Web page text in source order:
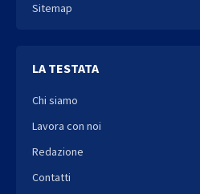
Sitemap
LA TESTATA
Chi siamo
Lavora con noi
Redazione
Contatti